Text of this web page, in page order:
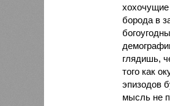
борода в
глядишь,
того как
эпизодов
мысль не